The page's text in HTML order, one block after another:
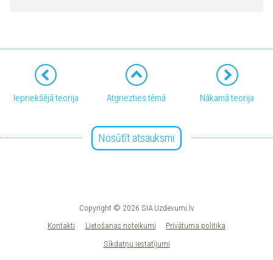
Iepriekšējā teorija Atgriezties tēmā Nākamā teorija
Nosūtīt atsauksmi
Copyright © 2026 SIA Uzdevumi.lv
Kontakti
Lietošanas noteikumi
Privātuma politika
Sīkdatņu iestatījumi